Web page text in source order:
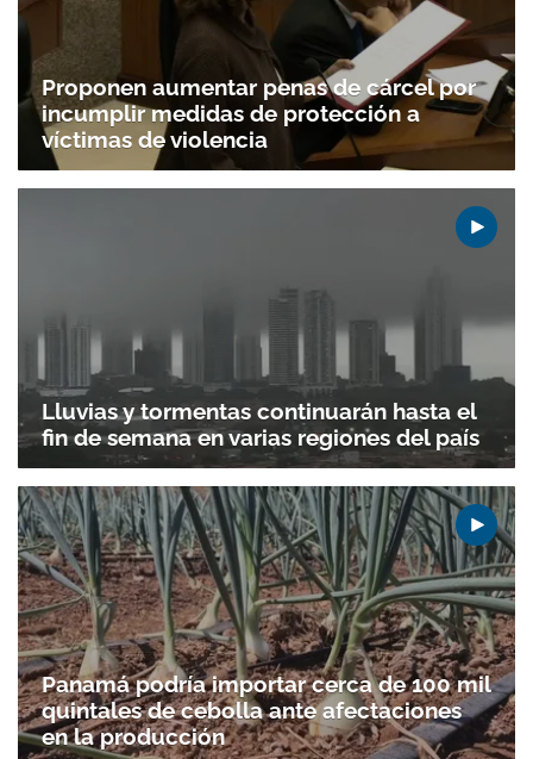
Proponen aumentar penas de cárcel por
incumplir medidas de protección a
víctimas de violencia
Lluvias y tormentas continuarán hasta el
fin de semana en varias regiones del país
Panamá podría importar cerca de 100 mil
quintales de cebolla ante afectaciones
en la producción